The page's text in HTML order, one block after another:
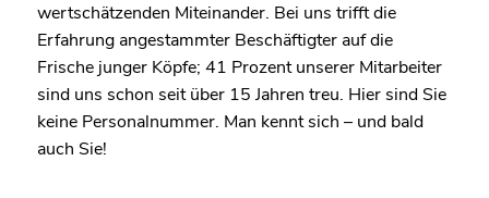
wertschätzenden Miteinander. Bei uns trifft die
Erfahrung angestammter Beschäftigter auf die
Frische junger Köpfe; 41 Prozent unserer Mitarbeiter
sind uns schon seit über 15 Jahren treu. Hier sind Sie
keine Personalnummer. Man kennt sich – und bald
auch Sie!